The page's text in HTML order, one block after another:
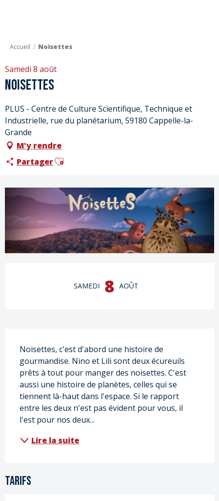
Accueil Noisettes
Samedi 8 août
Noisettes
PLUS - Centre de Culture Scientifique, Technique et
Industrielle, rue du planétarium, 59180 Cappelle-la-
Grande
M'y rendre
PartagerAjouter aux favoris
Ouverture et coordonnées
SAMEDI 8 AOÛT
Description
Noisettes, c'est d'abord une histoire de
gourmandise. Nino et Lili sont deux écureuils
prêts à tout pour manger des noisettes. C'est
aussi une histoire de planètes, celles qui se
tiennent là-haut dans l'espace. Si le rapport
entre les deux n'est pas évident pour vous, il
l'est pour nos deux...
Lire la suite
Tarifs